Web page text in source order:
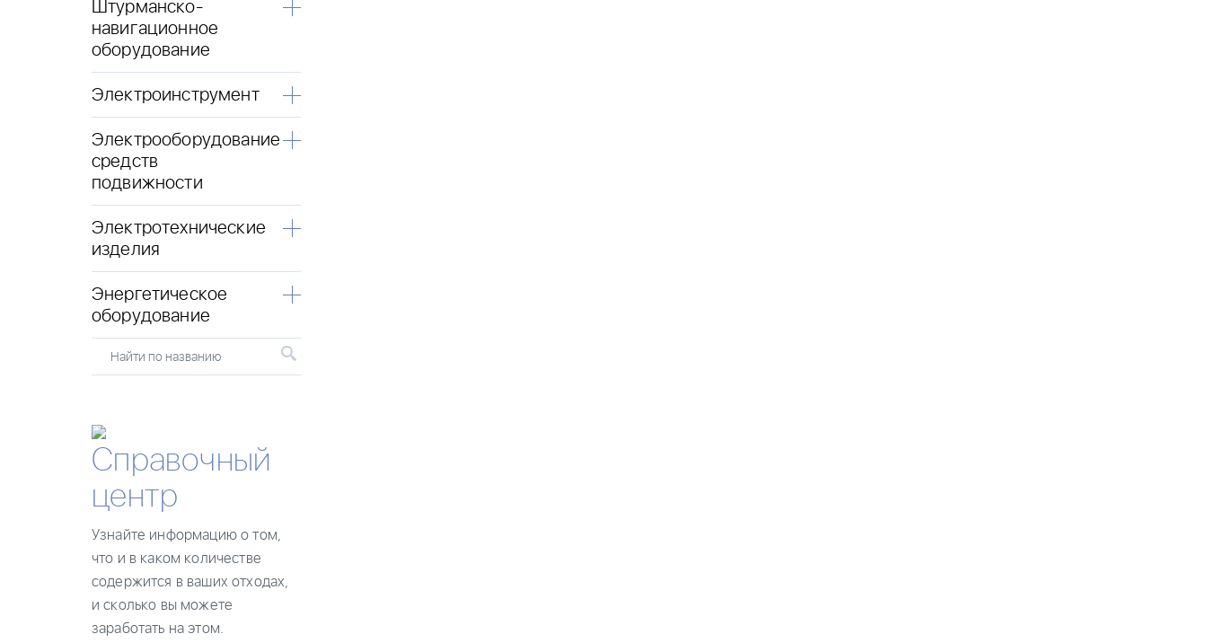
Штурманско-
навигационное
оборудование
Электроинструмент
Электрооборудование
средств
подвижности
Электротехнические
изделия
Энергетическое
оборудование
Найти по названию
Справочный
центр
Узнайте информацию о том,
что и в каком количестве
содержится в ваших отходах,
и сколько вы можете
заработать на этом.